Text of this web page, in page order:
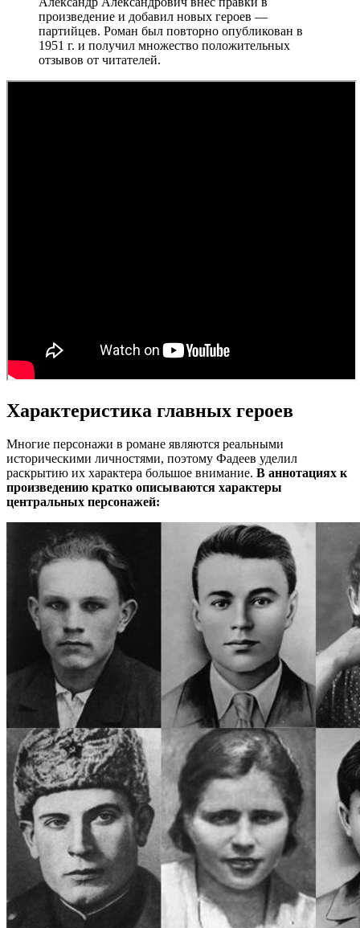
произведение и добавил новых героев —
партийцев. Роман был повторно опубликован в
1951 г. и получил множество положительных
отзывов от читателей.
Характеристика главных героев
Многие персонажи в романе являются реальными
историческими личностями, поэтому Фадеев уделил
раскрытию их характера большое внимание. В аннотациях к
произведению кратко описываются характеры
центральных персонажей: